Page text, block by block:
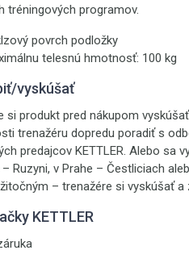
tréningových programov.
povrch podložky
telesnú hmotnosť: 100 kg
vyskúšať
si produkt pred nákupom
trenažéru dopredu poradiť s
predajcov KETTLER. Alebo sa
Ruzyni, v Prahe – Čestliciach
– trenažére si vyskúšať
KETTLER